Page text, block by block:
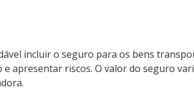
incluir o seguro para os bens
apresentar riscos. O valor do seguro